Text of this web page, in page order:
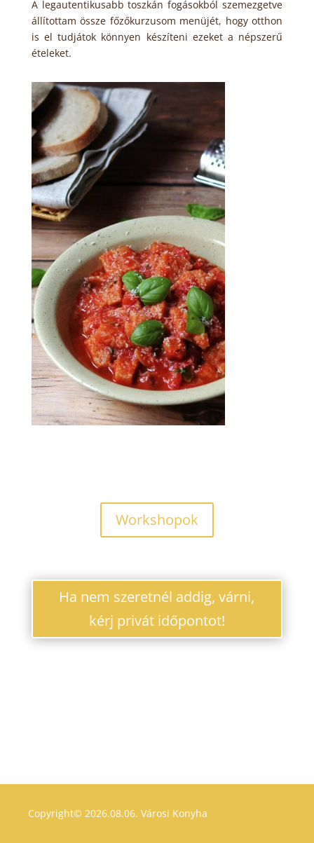
A legautentikusabb toszkán fogásokból szemezgetve
állítottam össze főzőkurzusom menüjét, hogy otthon
is el tudjátok könnyen készíteni ezeket a népszerű
ételeket.
Workshopok
Ha nem szeretnél addig, várni,
kérj privát időpontot!
Copyright© 2026.08.06. Városi Konyha